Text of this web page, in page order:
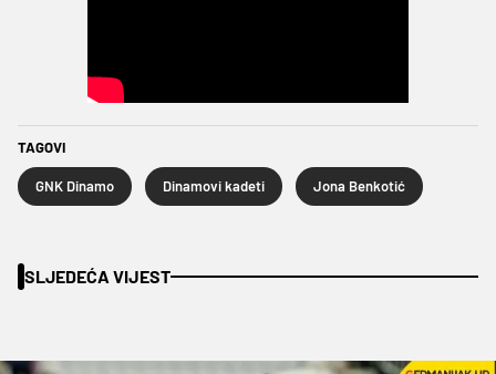
TAGOVI
GNK Dinamo Dinamovi kadeti Jona Benkotić
SLJEDEĆA VIJEST